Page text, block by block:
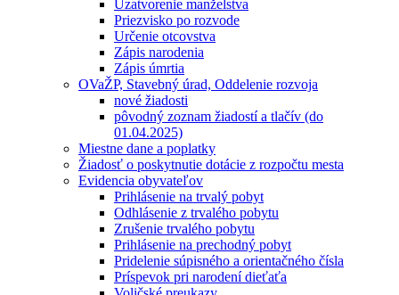
Uzatvorenie manželstva
Priezvisko po rozvode
Určenie otcovstva
Zápis narodenia
Zápis úmrtia
OVaŽP, Stavebný úrad, Oddelenie rozvoja
nové žiadosti
pôvodný zoznam žiadostí a tlačív (do
01.04.2025)
Miestne dane a poplatky
Žiadosť o poskytnutie dotácie z rozpočtu mesta
Evidencia obyvateľov
Prihlásenie na trvalý pobyt
Odhlásenie z trvalého pobytu
Zrušenie trvalého pobytu
Prihlásenie na prechodný pobyt
Pridelenie súpisného a orientačného čísla
Príspevok pri narodení dieťaťa